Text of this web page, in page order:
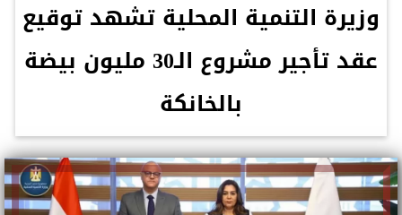
وزيرة التنمية المحلية تشهد توقيع
عقد تأجير مشروع الـ30 مليون بيضة
بالخانكة